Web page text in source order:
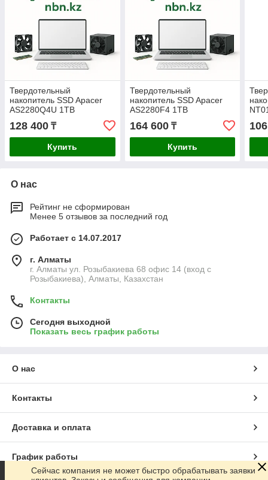
Твердотельный
накопитель SSD Apacer
AS2280Q4U 1TB
128 400 ₸
Купить
Твердотельный
накопитель SSD Apacer
AS2280F4 1TB
164 600₸
Купить
О нас
Рейтинг не сформирован
Менее 5 отзывов за последний год
Работает с 14.07.2017
г. Алматы
г. Алматы ул. Розыбакиева 68 офис 14 (вход с
Розыбакиева), Алматы, Казахстан
Контакты
Сегодня выходной
Показать весь график работы
О нас
Контакты
Доставка и оплата
График работы
Сейчас компания не может быстро обрабатывать заявки